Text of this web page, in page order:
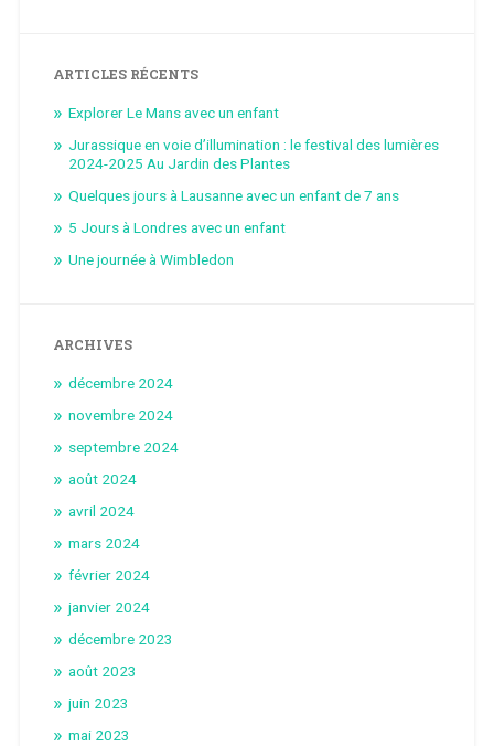
ARTICLES RÉCENTS
Explorer Le Mans avec un enfant
Jurassique en voie d’illumination : le festival des lumières
2024-2025 Au Jardin des Plantes
Quelques jours à Lausanne avec un enfant de 7 ans
5 Jours à Londres avec un enfant
Une journée à Wimbledon
ARCHIVES
décembre 2024
novembre 2024
septembre 2024
août 2024
avril 2024
mars 2024
février 2024
janvier 2024
décembre 2023
août 2023
juin 2023
mai 2023